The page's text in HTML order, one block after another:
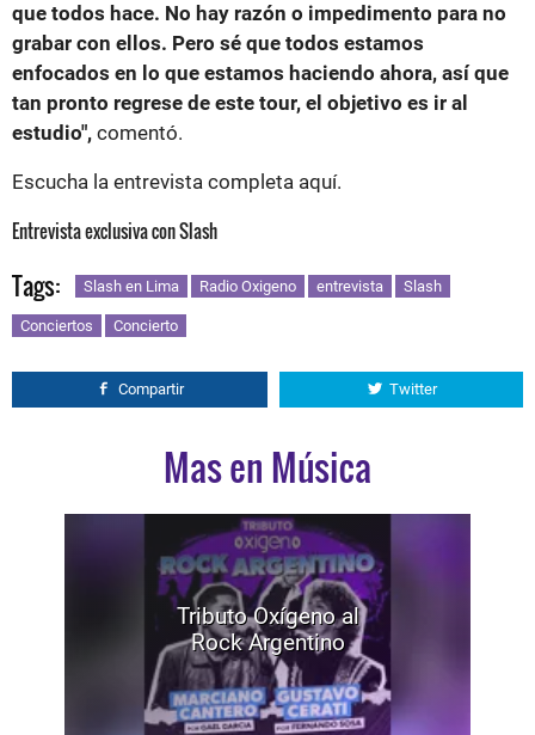
que todos hace. No hay razón o impedimento para no
grabar con ellos. Pero sé que todos estamos
enfocados en lo que estamos haciendo ahora, así que
tan pronto regrese de este tour, el objetivo es ir al
estudio", comentó.
Escucha la entrevista completa aquí.
Entrevista exclusiva con Slash
Tags: Slash en Lima Radio Oxigeno entrevista Slash
Conciertos Concierto
Compartir Twitter
Mas en Música
Tributo Oxígeno al
Rock Argentino